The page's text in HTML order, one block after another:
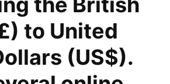
to United
(US$).